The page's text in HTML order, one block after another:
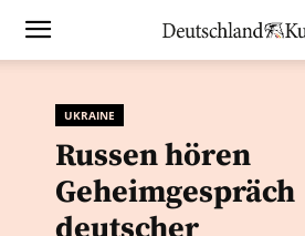
UKRAINE
Russen hören
Geheimgespräch